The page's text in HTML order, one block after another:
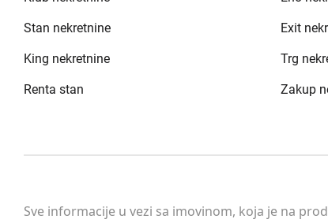
Sve informacije u vezi sa imovinom, koja je na
Stan nekretnine Exit
King nekretnine Trg
Renta stan Zakup